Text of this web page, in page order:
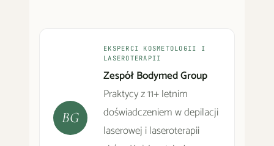
BG
EKSPERCI KOSMETOLOGII I
LASEROTERAPII
Zespół Bodymed Group
Praktycy z 11+ letnim
doświadczeniem w depilacji
laserowej i laseroterapii